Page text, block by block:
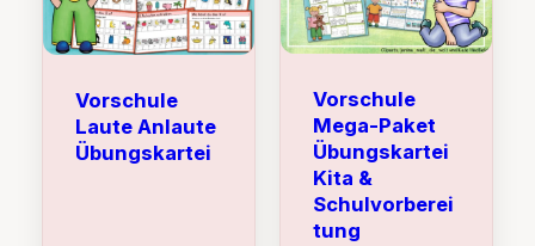
Vorschule
Laute Anlaute
Übungskartei
Vorschule
Mega-Paket
Übungskartei
Kita &
Schulvorberei
tung